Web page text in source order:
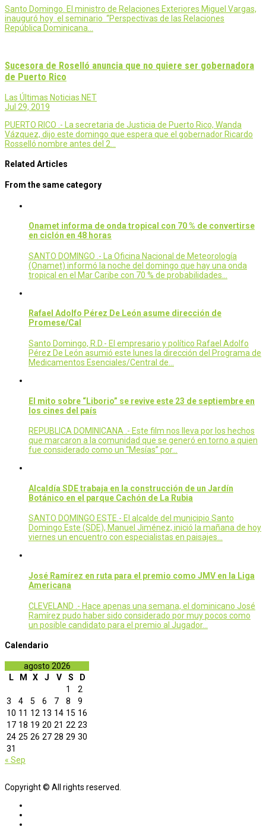
Santo Domingo. El ministro de Relaciones Exteriores Miguel Vargas,
inauguró hoy el seminario “Perspectivas de las Relaciones
República Dominicana…
Sucesora de Roselló anuncia que no quiere ser gobernadora
de Puerto Rico
Las Últimas Noticias NET
Jul 29, 2019
PUERTO RICO .- La secretaria de Justicia de Puerto Rico, Wanda
Vázquez, dijo este domingo que espera que el gobernador Ricardo
Rosselló nombre antes del 2…
Related Articles
From the same category
Onamet informa de onda tropical con 70 % de convertirse
en ciclón en 48 horas
SANTO DOMINGO .- La Oficina Nacional de Meteorología
(Onamet) informó la noche del domingo que hay una onda
tropical en el Mar Caribe con 70 % de probabilidades…
Rafael Adolfo Pérez De León asume dirección de
Promese/Cal
Santo Domingo, R.D.- El empresario y político Rafael Adolfo
Pérez De León asumió este lunes la dirección del Programa de
Medicamentos Esenciales/Central de…
El mito sobre “Liborio” se revive este 23 de septiembre en
los cines del país
REPUBLICA DOMINICANA .- Este film nos lleva por los hechos
que marcaron a la comunidad que se generó en torno a quien
fue considerado como un “Mesías” por…
Alcaldía SDE trabaja en la construcción de un Jardín
Botánico en el parque Cachón de La Rubia
SANTO DOMINGO ESTE.- El alcalde del municipio Santo
Domingo Este (SDE), Manuel Jiménez, inició la mañana de hoy
viernes un encuentro con especialistas en paisajes…
José Ramírez en ruta para el premio como JMV en la Liga
Americana
CLEVELAND .- Hace apenas una semana, el dominicano José
Ramírez pudo haber sido considerado por muy pocos como
un posible candidato para el premio al Jugador…
Calendario
agosto 2026
L
M X J V S
D
1
2
3
4 5 6 7 8
9
10 11 12 13 14 15 16
17 18 19 20 21 22 23
24 25 26 27 28 29 30
31
« Sep
Copyright © All rights reserved.